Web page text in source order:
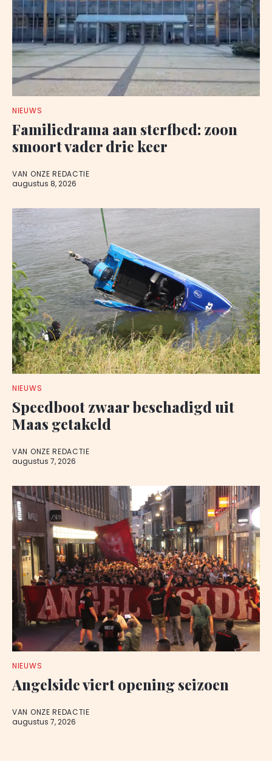
NIEUWS
Familiedrama aan sterfbed: zoon
smoort vader drie keer
VAN ONZE REDACTIE
augustus 8, 2026
NIEUWS
Speedboot zwaar beschadigd uit
Maas getakeld
VAN ONZE REDACTIE
augustus 7, 2026
NIEUWS
Angelside viert opening seizoen
VAN ONZE REDACTIE
augustus 7, 2026